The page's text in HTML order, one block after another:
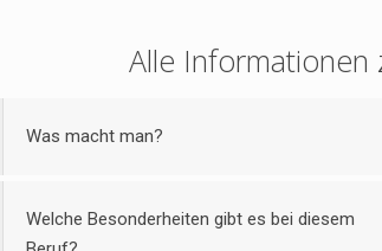
Alle Informationen
Was macht man?
Welche Besonderheiten gibt es bei diesem